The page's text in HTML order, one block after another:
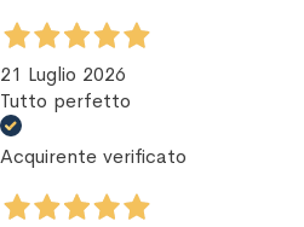
21 Luglio 2026
Tutto perfetto
Acquirente verificato